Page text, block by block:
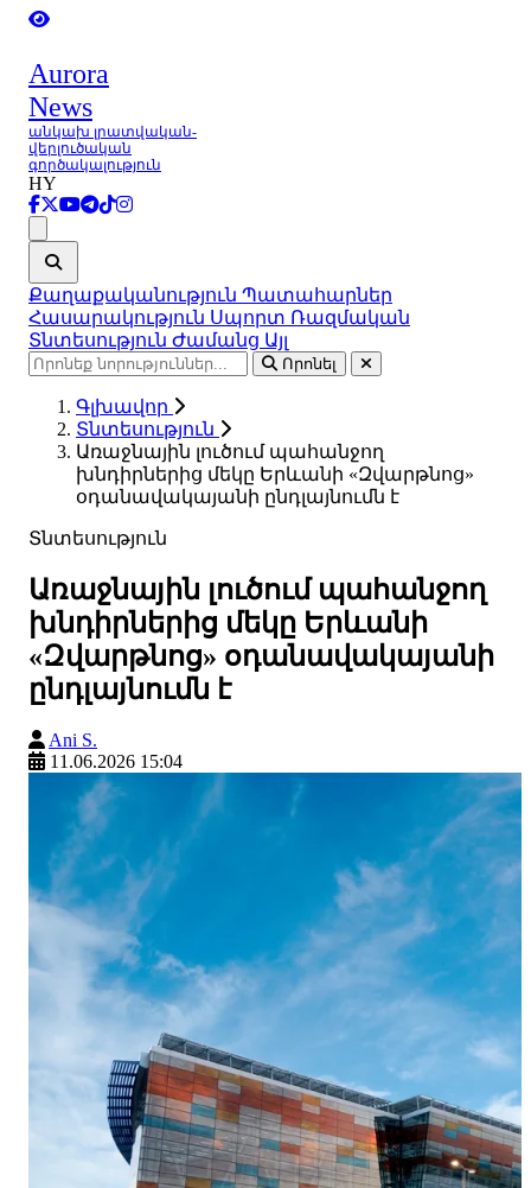
Aurora
News
անկախ լրատվական-
վերլուծական
գործակալություն
HY
Քաղաքականություն Պատահարներ
Հասարակություն Սպորտ Ռազմական
Տնտեսություն Ժամանց Այլ
Որոնել
Գլխավոր
Տնտեսություն
Առաջնային լուծում պահանջող
խնդիրներից մեկը Երևանի «Զվարթնոց»
օդանավակայանի ընդլայնումն է
Տնտեսություն
Առաջնային լուծում պահանջող
խնդիրներից մեկը Երևանի
«Զվարթնոց» օդանավակայանի
ընդլայնումն է
Ani S.
11.06.2026 15:04